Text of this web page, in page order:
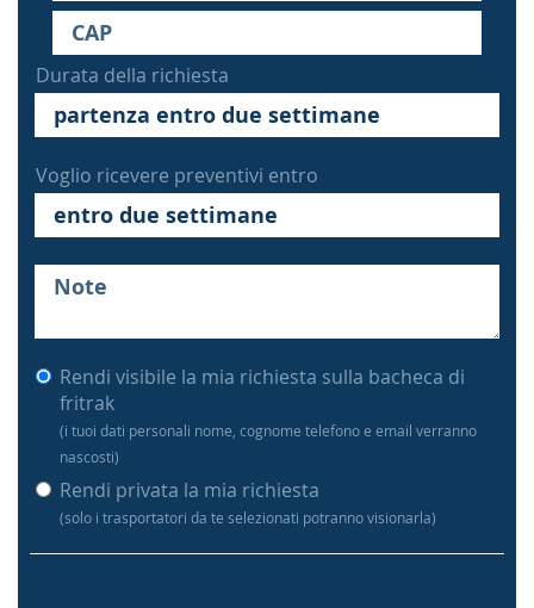
Durata della richiesta
Voglio ricevere preventivi entro
Rendi visibile la mia richiesta sulla bacheca di
fritrak
(i tuoi dati personali nome, cognome telefono e email verranno
nascosti)
Rendi privata la mia richiesta
(solo i trasportatori da te selezionati potranno visionarla)